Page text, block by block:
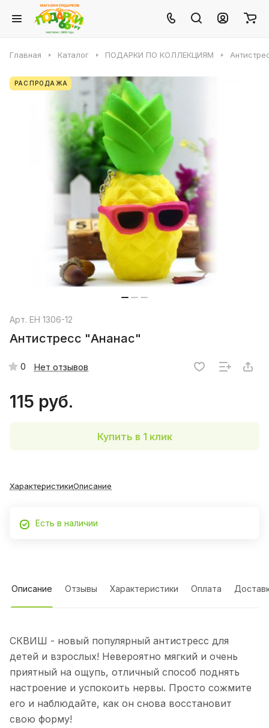
Главная Каталог ПОДАРКИ ПО КОЛЛЕКЦИЯМ
РАСПРОДАЖА
Арт. EH 1306-12
Антистресс "Ананас"
0 Нет отзывов
115 руб.
Купить в 1 клик
ХарактеристикиОписание
Есть в наличии
Описание Отзывы Характеристики Оплата
СКВИШ - новый популярный антистресс для
детей и взрослых! Невероятно мягкий и очень
приятный на ощупь, отличный способ поднять
настроение и успокоить нервы. Просто сожмите
его и наблюдайте, как он снова восстановит
свою форму!